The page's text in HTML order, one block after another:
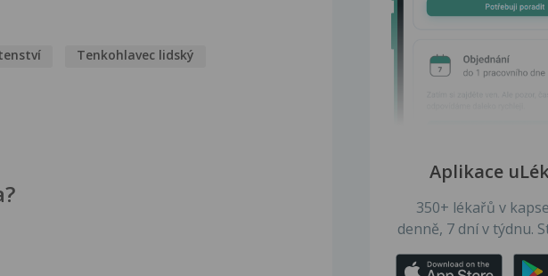
Tenkohlavec lidský
Aplikace
350+ lékařů v
denně, 7 dní v týdnu.